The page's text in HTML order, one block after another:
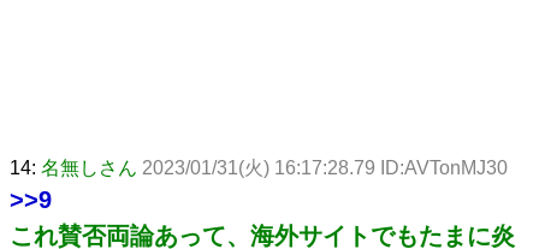
14: 名無しさん 2023/01/31(火) 16:17:28.79 ID:AVTonMJ30
>>9
これ賛否両論あって、海外サイトでもたまに炎